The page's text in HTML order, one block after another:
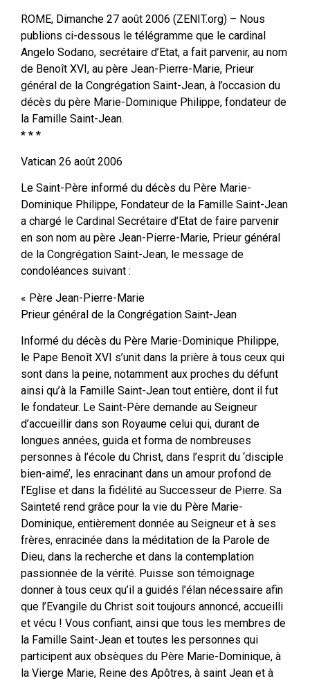
ROME, Dimanche 27 août 2006 (ZENIT.org) – Nous
publions ci-dessous le télégramme que le cardinal
Angelo Sodano, secrétaire d’Etat, a fait parvenir, au nom
de Benoît XVI, au père Jean-Pierre-Marie, Prieur
général de la Congrégation Saint-Jean, à l’occasion du
décès du père Marie-Dominique Philippe, fondateur de
la Famille Saint-Jean.
* * *
Vatican 26 août 2006
Le Saint-Père informé du décès du Père Marie-
Dominique Philippe, Fondateur de la Famille Saint-Jean
a chargé le Cardinal Secrétaire d’Etat de faire parvenir
en son nom au père Jean-Pierre-Marie, Prieur général
de la Congrégation Saint-Jean, le message de
condoléances suivant :
« Père Jean-Pierre-Marie
Prieur général de la Congrégation Saint-Jean
Informé du décès du Père Marie-Dominique Philippe,
le Pape Benoît XVI s’unit dans la prière à tous ceux qui
sont dans la peine, notamment aux proches du défunt
ainsi qu’à la Famille Saint-Jean tout entière, dont il fut
le fondateur. Le Saint-Père demande au Seigneur
d’accueillir dans son Royaume celui qui, durant de
longues années, guida et forma de nombreuses
personnes à l’école du Christ, dans l’esprit du ‘disciple
bien-aimé’, les enracinant dans un amour profond de
l’Eglise et dans la fidélité au Successeur de Pierre. Sa
Sainteté rend grâce pour la vie du Père Marie-
Dominique, entièrement donnée au Seigneur et à ses
frères, enracinée dans la méditation de la Parole de
Dieu, dans la recherche et dans la contemplation
passionnée de la vérité. Puisse son témoignage
donner à tous ceux qu’il a guidés l’élan nécessaire afin
que l’Evangile du Christ soit toujours annoncé, accueilli
et vécu ! Vous confiant, ainsi que tous les membres de
la Famille Saint-Jean et toutes les personnes qui
participent aux obsèques du Père Marie-Dominique, à
la Vierge Marie, Reine des Apôtres, à saint Jean et à